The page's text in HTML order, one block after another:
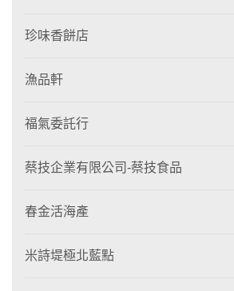
珍味香餅店
漁品軒
福氣委託行
蔡技企業有限公司-蔡技食品
春金活海產
米詩堤極北藍點